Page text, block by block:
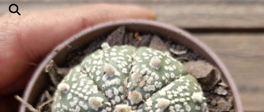
Agavoides
Adromichus
Aeoniuns
Aloes E Agaves